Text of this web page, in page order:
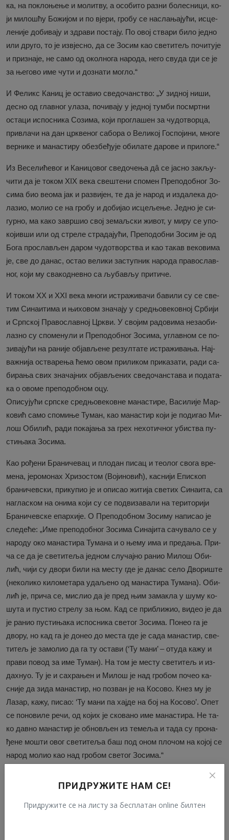
ПРИДРУЖИТЕ НАМ СЕ!
Придружите се на листу за бесплатан online билтен
ка, на по­кло­ње­ње и мо­ли­тву, а осо­би­то ра­зни бо­ле­сни­ци, ко­
ји ми­ло­шћу Бо­жи­јом и по вје­ри, гро­бу се на­сла­ња­ју­ћи, ис­це­
ле­ни­је до­би­ва­ју и здра­ви по­ста­ју. По овој ства­ри би­ло јед­но
или дру­го, то је из­вје­сно, да се Зо­сим као све­ти­тељ по­чи­ту­је
и при­зна­је, не са­мо од окол­но­га на­ро­да, не­го сву­да гди се је
за ње­го­во име чу­ти и до­зна­ти мо­гло.“
И Фе­ликс Ка­ниц је оста­вио све­до­чан­ство: „У зид­ној ни­ши,
де­сно од глав­ног ула­за, по­чи­ва­ју у јед­ној тум­би по­смрт­ни
оста­ци ис­по­сни­ка Со­зи­ма, ко­ји про­гла­шен за чу­до­твор­ца,
при­вла­чи на дан цр­кве­ног са­бо­ра о Ве­ли­кој Го­спо­ји­ни, мно­ге
вер­ни­ке и ма­на­сти­ру обез­бе­ђу­је оби­ла­те да­ро­ве и при­ло­ге.“
Из Ве­се­ли­ће­вог и Ка­ни­цо­вог све­до­че­ња дâ се ја­сно за­кљу­
чи­ти да је то­ком XIX ве­ка све­ште­ни спо­мен Пре­по­доб­ног Зо­
си­ма био ве­о­ма јак и раз­ви­јен, те да је на­род и из­да­ле­ка до­
ла­зио, мо­лио се на гро­бу и до­би­јао ис­це­ље­ње. Јед­но је си­
гур­но, ма ка­ко за­вр­шио свој зе­маљ­ски жи­вот, у ми­ру се упо­
ко­јив­ши или од стре­ле стра­да­ју­ћи, Пре­по­доб­ни Зо­сим је од
Бо­га про­сла­вљен да­ром чу­до­твор­ства и као та­кав ве­ко­ви­ма
је, све до да­нас, остао ве­ли­ки за­ступ­ник на­ро­да пра­во­слав­
ног, ко­ји му сва­ко­днев­но са љу­ба­вљу при­ти­че.
И то­ком XX и XXI ве­ка мно­ги ис­тра­жи­ва­чи ба­ви­ли су се све­
тим Си­на­и­ти­ма и њи­хо­вом зна­ча­ју у сред­њо­ве­ков­ној Ср­би­ји
и Срп­ској Пра­во­слав­ној Цр­кви. У сво­јим ра­до­ви­ма не­за­о­би­
ла­зно су спо­ме­ну­ли и Пре­по­доб­ног Зо­си­ма, углав­ном се по­
зи­ва­ју­ћи на ра­ни­је об­ја­вље­не ре­зул­та­те ис­тра­жи­ва­ња. Нај­
ва­жни­ја оства­ре­ња ће­мо овом при­ли­ком при­ка­за­ти, ра­ди са­
би­ра­ња свих зна­чај­них об­ја­вље­них све­до­чан­ста­ва и по­да­та­
ка о ово­ме пре­по­доб­ном оцу.
Опи­су­ју­ћи срп­ске сред­њо­ве­ков­не ма­на­сти­ре, Ва­си­ли­је Мар­
ко­вић са­мо спо­ми­ње Ту­ман, као ма­на­стир ко­ји је по­ди­гао Ми­
лош Оби­лић, ра­ди по­ка­ја­ња за грех не­хо­тич­ног уби­ства пу­
сти­ња­ка Зо­си­ма.
Као ро­ђе­ни Бра­ни­че­вац и пло­дан пи­сац и те­о­лог сво­га вре­
ме­на, је­ро­мо­нах Хри­зо­стом (Во­ји­но­вић), ка­сни­ји Епи­скоп
бра­ни­чев­ски, при­ку­пио је и опи­сао жи­ти­ја све­тих Си­на­и­та, са
на­гла­ском на они­ма ко­ји су се под­ви­за­ва­ли на те­ри­то­ри­ји
Бра­ни­чев­ске епар­хи­је. О Пре­по­доб­ном Зо­си­му на­пи­сао је
сле­де­ће: „Име пре­по­доб­ног Зо­си­ма Си­на­ји­та са­чу­ва­ло се у
на­ро­ду око ма­на­сти­ра Ту­ма­на и о ње­му има и пре­да­ња. При­
ча се да је све­ти­те­ља јед­ном слу­чај­но ра­нио Ми­лош Оби­
лић, чи­ји су дво­ри би­ли на ме­сту где је да­нас се­ло Дво­ри­ште
(не­ко­ли­ко ки­ло­ме­та­ра уда­ље­но од ма­на­сти­ра Ту­ма­на). Оби­
лић је, при­ча се, ми­слио да је пред њим за­ма­кла у шу­му ко­
шу­та и пу­стио стре­лу за њом. Кад се при­бли­жио, ви­део је да
је ра­нио пу­сти­ња­ка ис­по­сни­ка све­тог Зо­си­ма. По­нео га је
дво­ру, но кад га је до­нео до ме­ста где је са­да ма­на­стир, све­
ти­тељ је за­мо­лио да га ту оста­ви (‘Ту ма­ни’ – оту­да ка­жу и
пра­ви по­вод за име Ту­ман). На том је ме­сту све­ти­тељ и из­
дах­нуо. Ту је и са­хра­њен и Ми­лош је над гро­бом по­чео ка­
сни­је да зи­да ма­на­стир, но по­зван је на Ко­со­во. Кнез му је
Ла­зар, ка­жу, пи­сао: ‘Ту ма­ни па хај­де на бој на Ко­со­во’. Опет
се по­но­ви­ле ре­чи, од ко­јих је ско­ва­но име ма­на­сти­ра. Не та­
ко дав­но ма­на­стир је об­но­вљен из те­ме­ља и та­да су про­на­
ђе­не мо­шти овог све­ти­те­ља баш под оном пло­чом на ко­јој се
на­род мо­лио као над гро­бом све­тог Зо­си­ма.“
Не­у­мор­ни ис­тра­жи­вач све­ти­тељâ у срп­ском на­ро­ду, др Ле­
он­ти­је Па­вло­вић, спо­ра­дич­но се до­та­као Пре­по­доб­ног Зо­си­
ма, на­во­де­ћи са­мо да га је ра­нио Ми­лош Оби­лић. Мо­лио је